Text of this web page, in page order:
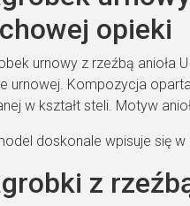
opieki
urnowy z rzeźbą anioła
urnowej. Kompozycja
w kształt steli. Motyw
doskonale wpisuje się
z